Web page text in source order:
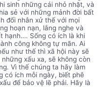
sinh những cái nhỏ nhặt, và
sẻ với những mảnh đời bất
đối nhân xử thế với mọi
hoạn nạn, lắng nghe và
hạnh…. Sống có ích là khi
công không tự mãn. Ai
như thế thì xã hội này sẽ
xấu xa, sẽ không còn
Vì thế chúng ta hãy làm
có ích mỗi ngày, biết phê
để bảo vệ lẽ phải. Hãy là